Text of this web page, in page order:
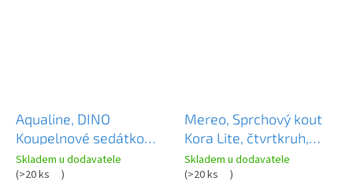
Aqualine, DINO
Koupelnové sedátko
37,5x29,5cm, sklopné,
bílá, DI82
Skladem u dodavatele
(>20 ks )
Mereo, Sprchový kout
Kora Lite, čtvrtkruh,
chrom, sklo čiré,
CK35123Z
Skladem u dodavatele
(>20 ks )